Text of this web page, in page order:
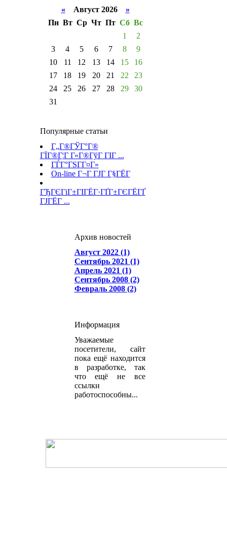
«Август 2026 »
Пн Вт Ср Чт Пт Сб Вс
1
2
3
4 5 6 7 8
9
10
11 12 13 14 15
16
17
18 19 20 21 22
23
24
25 26 27 28 29
30
31
Популярные статьи
Г„Г®ГЎГ°Г®
ГЇГ®Г¦Г Г«Г®ГўГ ГІГ ...
ГЃГ°ГЅГ­Г¤Г»
On-line Г¬Г ГЈГ Г§ГЁГ­
ГЂГЄГіГ±ГІГЁГ·ГҐГ±ГЄГЁГҐ
ГЈГЁГ ...
Архив новостей
Август 2022 (1)
Сентябрь 2021 (1)
Апрель 2021 (1)
Сентябрь 2008 (2)
Февраль 2008 (2)
Информация
Уважаемые
посетители, сайт
пока ещё находится
в разработке, так
что ещё не все
ссылки
работоспособны...